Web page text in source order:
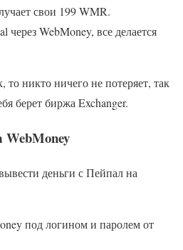
свои 199 WMR.
WebMoney, все делается
то никто ничего не потеряет, так
берет биржа Exchanger.
WebMoney
деньги с Пейпал на
под логином и паролем от